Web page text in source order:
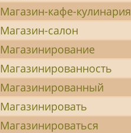
Магазин-кафе-кулинария
Магазин-салон
Магазинирование
Магазинированность
Магазинированный
Магазинировать
Магазинироваться